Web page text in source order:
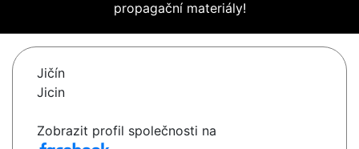
propagační materiály!
Jičín
Jicin
Zobrazit profil společnosti na